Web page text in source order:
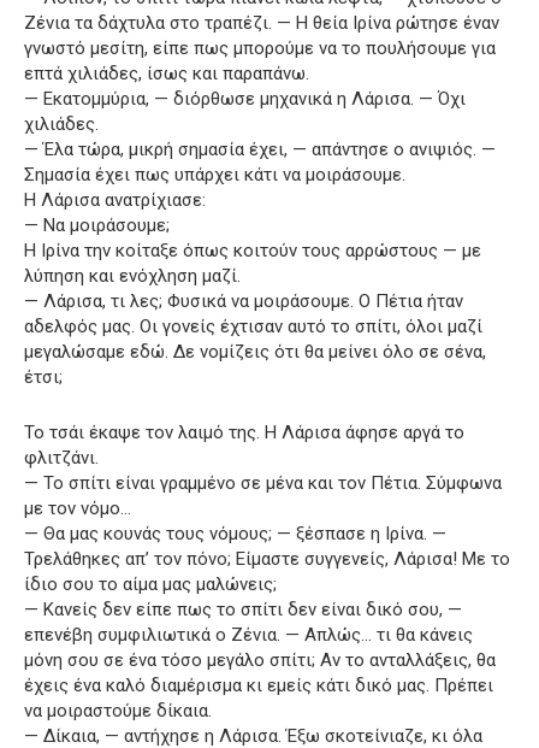
Ζένια τα δάχτυλα στο τραπέζι. — Η θεία Ιρίνα ρώτησε έναν
γνωστό μεσίτη, είπε πως μπορούμε να το πουλήσουμε για
επτά χιλιάδες, ίσως και παραπάνω.
— Εκατομμύρια, — διόρθωσε μηχανικά η Λάρισα. — Όχι
χιλιάδες.
— Έλα τώρα, μικρή σημασία έχει, — απάντησε ο ανιψιός. —
Σημασία έχει πως υπάρχει κάτι να μοιράσουμε.
Η Λάρισα ανατρίχιασε:
— Να μοιράσουμε;
Η Ιρίνα την κοίταξε όπως κοιτούν τους αρρώστους — με
λύπηση και ενόχληση μαζί.
— Λάρισα, τι λες; Φυσικά να μοιράσουμε. Ο Πέτια ήταν
αδελφός μας. Οι γονείς έχτισαν αυτό το σπίτι, όλοι μαζί
μεγαλώσαμε εδώ. Δε νομίζεις ότι θα μείνει όλο σε σένα,
έτσι;
Το τσάι έκαψε τον λαιμό της. Η Λάρισα άφησε αργά το
φλιτζάνι.
— Το σπίτι είναι γραμμένο σε μένα και τον Πέτια. Σύμφωνα
με τον νόμο…
— Θα μας κουνάς τους νόμους; — ξέσπασε η Ιρίνα. —
Τρελάθηκες απ’ τον πόνο; Είμαστε συγγενείς, Λάρισα! Με το
ίδιο σου το αίμα μας μαλώνεις;
— Κανείς δεν είπε πως το σπίτι δεν είναι δικό σου, —
επενέβη συμφιλιωτικά ο Ζένια. — Απλώς… τι θα κάνεις
μόνη σου σε ένα τόσο μεγάλο σπίτι; Αν το ανταλλάξεις, θα
έχεις ένα καλό διαμέρισμα κι εμείς κάτι δικό μας. Πρέπει
να μοιραστούμε δίκαια.
— Δίκαια, — αντήχησε η Λάρισα. Έξω σκοτείνιαζε, κι όλα